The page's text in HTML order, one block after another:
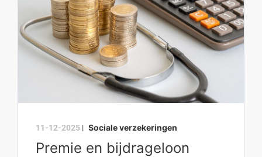
11-12-2025 | Sociale verzekeringen
Premie en bijdrageloon